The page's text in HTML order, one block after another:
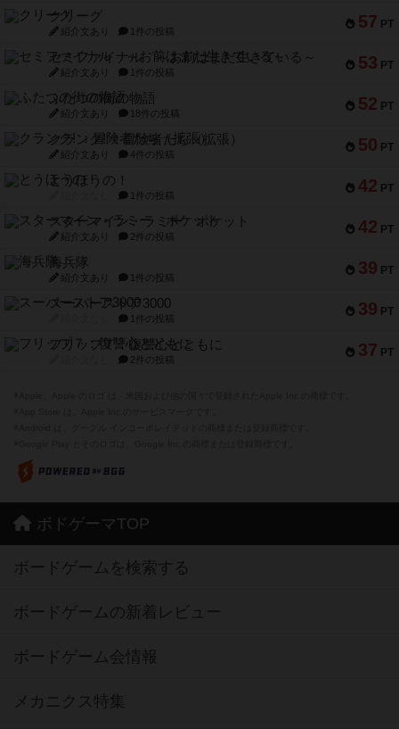
57 PT
クリーグ
紹介文あり 1件の投稿
53 PT
セミファイナル ～お前はまだ生きている～
紹介文あり 1件の投稿
52 PT
ふたつの街の物語
紹介文あり 18件の投稿
50 PT
クランク! ：冒険者たち（拡張）
紹介文あり 4件の投稿
42 PT
とうほうの！
1件の投稿
42 PT
スターマイン・ラミー ポケット
紹介文あり 2件の投稿
39 PT
海兵隊
紹介文あり 1件の投稿
39 PT
スーパーストア3000
1件の投稿
37 PT
フリップ７：復讐心とともに
2件の投稿
ボドゲーマTOP
ボードゲームを検索する
ボードゲームの新着レビュー
ボードゲーム会情報
メカニクス特集